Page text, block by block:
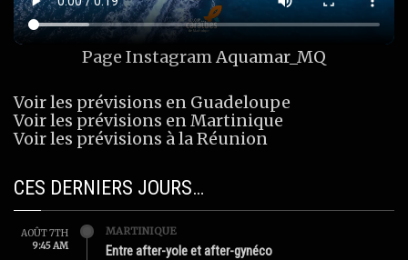
Page InstagramAquamar_MQ
Voir les prévisions en Guadeloupe
Voir les prévisions en Martinique
Voir les prévisions à la Réunion
CES DERNIERS JOURS…
AOÛT 7TH
9:45 AM
MARTINIQUE
Entre after-yole et after-gynéco